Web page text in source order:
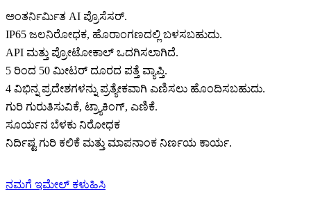
ಅಂತರ್ನಿರ್ಮಿತ AI ಪ್ರೊಸೆಸರ್.
IP65 ಜಲನಿರೋಧಕ, ಹೊರಾಂಗಣದಲ್ಲಿ ಬಳಸಬಹುದು.
API ಮತ್ತು ಪ್ರೋಟೋಕಾಲ್ ಒದಗಿಸಲಾಗಿದೆ.
5 ರಿಂದ 50 ಮೀಟರ್ ದೂರದ ಪತ್ತೆ ವ್ಯಾಪ್ತಿ.
4 ವಿಭಿನ್ನ ಪ್ರದೇಶಗಳನ್ನು ಪ್ರತ್ಯೇಕವಾಗಿ ಎಣಿಸಲು ಹೊಂದಿಸಬಹುದು.
ಗುರಿ ಗುರುತಿಸುವಿಕೆ, ಟ್ರ್ಯಾಕಿಂಗ್, ಎಣಿಕೆ.
ಸೂರ್ಯನ ಬೆಳಕು ನಿರೋಧಕ
ನಿರ್ದಿಷ್ಟ ಗುರಿ ಕಲಿಕೆ ಮತ್ತು ಮಾಪನಾಂಕ ನಿರ್ಣಯ ಕಾರ್ಯ.
ನಮಗೆ ಇಮೇಲ್ ಕಳುಹಿಸಿ